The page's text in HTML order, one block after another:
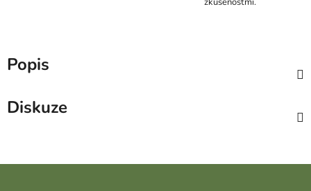
Popis
Diskuze